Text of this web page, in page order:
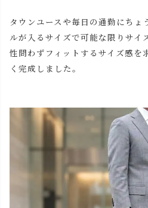
タウンユースや毎日の通勤にちょ
ルが入るサイズで可能な限りサイ
性問わずフィットするサイズ感を
く完成しました。